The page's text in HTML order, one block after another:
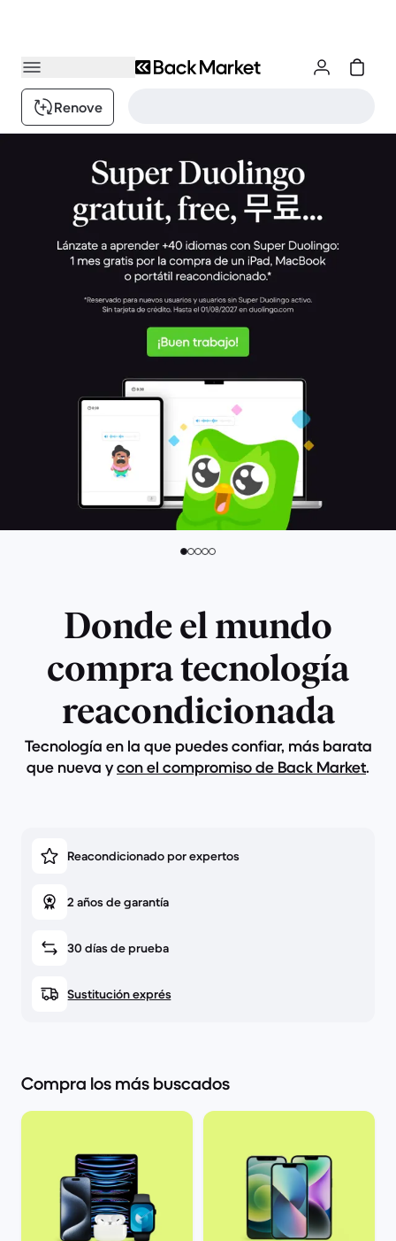
Renove
Donde el mundo
compra tecnología
reacondicionada
Tecnología en la que puedes confiar, más barata
que nueva ycon el compromiso de Back Market.
Reacondicionado por expertos
2 años de garantía
30 días de prueba
Sustitución exprés
Compra los más buscados